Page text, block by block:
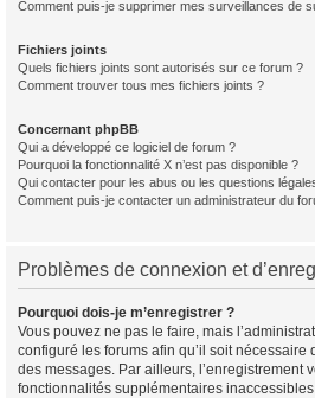
Comment puis-je supprimer mes surveillances de
Fichiers joints
Quels fichiers joints sont autorisés sur ce forum ?
Comment trouver tous mes fichiers joints ?
Concernant phpBB
Qui a développé ce logiciel de forum ?
Pourquoi la fonctionnalité X n’est pas disponible ?
Qui contacter pour les abus ou les questions
Comment puis-je contacter un administrateur du
Problèmes de connexion et
Pourquoi dois-je m’enregistrer ?
Vous pouvez ne pas le faire, mais
configuré les forums afin qu’il soit nécessaire
des messages. Par ailleurs, l’enregistrement
fonctionnalités supplémentaires